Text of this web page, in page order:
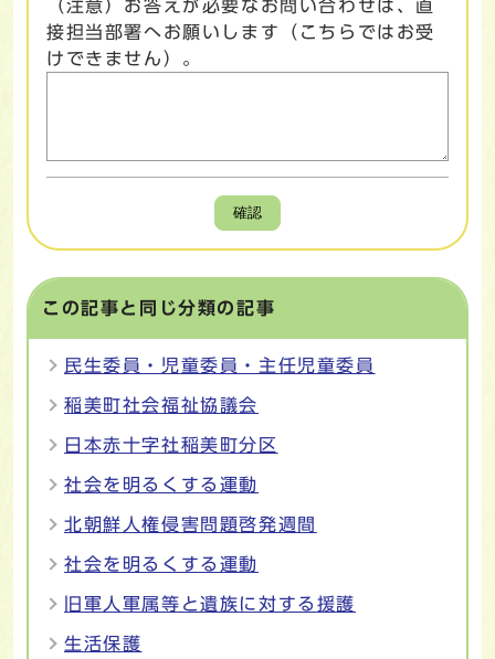
（注意）お答えが必要なお問い合わせは、直
接担当部署へお願いします（こちらではお受
けできません）。
確認
この記事と同じ分類の記事
民生委員・児童委員・主任児童委員
稲美町社会福祉協議会
日本赤十字社稲美町分区
社会を明るくする運動
北朝鮮人権侵害問題啓発週間
社会を明るくする運動
旧軍人軍属等と遺族に対する援護
生活保護